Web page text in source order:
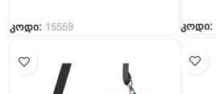
კოდი:
კოდი: 15559